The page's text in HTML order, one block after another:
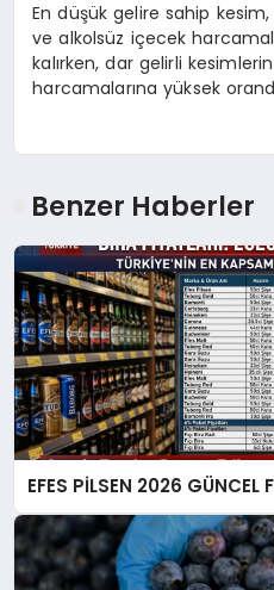
En düşük gelire sahip kesim,
ve alkolsüz içecek
kalırken, dar gelirli
harcamalarına yüksek
Benzer Haberler
EFES PİLSEN 2026 GÜNCEL